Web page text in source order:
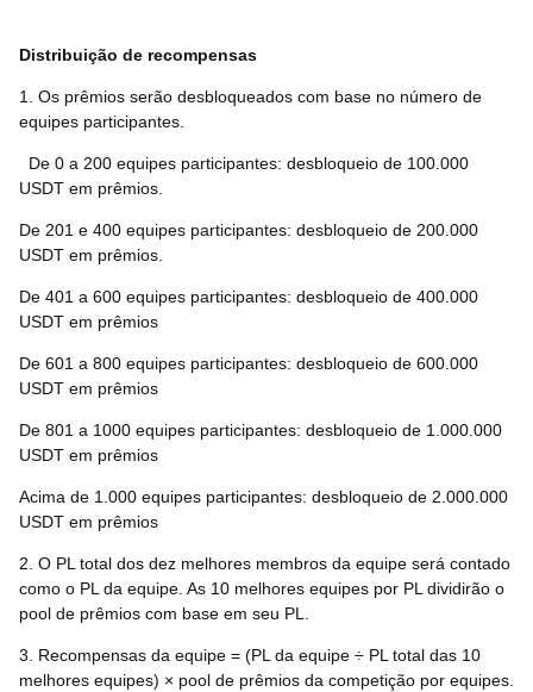
Distribuição de recompensas
1. Os prêmios serão desbloqueados com base no número de
equipes participantes.
De 0 a 200 equipes participantes: desbloqueio de 100.000
USDT em prêmios.
De 201 e 400 equipes participantes: desbloqueio de 200.000
USDT em prêmios.
De 401 a 600 equipes participantes: desbloqueio de 400.000
USDT em prêmios
De 601 a 800 equipes participantes: desbloqueio de 600.000
USDT em prêmios
De 801 a 1000 equipes participantes: desbloqueio de 1.000.000
USDT em prêmios
Acima de 1.000 equipes participantes: desbloqueio de 2.000.000
USDT em prêmios
2. O PL total dos dez melhores membros da equipe será contado
como o PL da equipe. As 10 melhores equipes por PL dividirão o
pool de prêmios com base em seu PL.
3. Recompensas da equipe = (PL da equipe ÷ PL total das 10
melhores equipes) × pool de prêmios da competição por equipes.